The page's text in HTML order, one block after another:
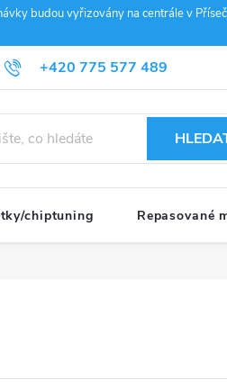
budou vyřizovány na centrále v
+420 775 577 489
info@janousek-motorsport.cz
podmínky Reklamace
chiptuning Repasované